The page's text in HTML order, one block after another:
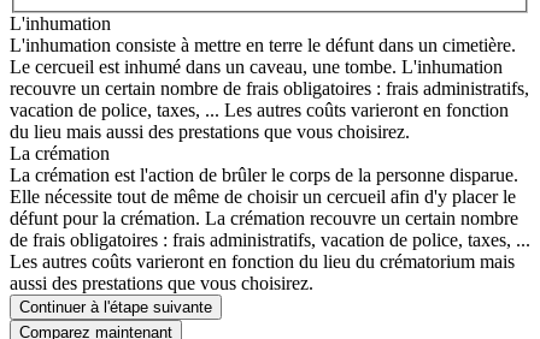
L'inhumation
L'inhumation consiste à mettre en terre le défunt dans un cimetière.
Le cercueil est inhumé dans un caveau, une tombe. L'inhumation
recouvre un certain nombre de frais obligatoires : frais administratifs,
vacation de police, taxes, ... Les autres coûts varieront en fonction
du lieu mais aussi des prestations que vous choisirez.
La crémation
La crémation est l'action de brûler le corps de la personne disparue.
Elle nécessite tout de même de choisir un cercueil afin d'y placer le
défunt pour la crémation. La crémation recouvre un certain nombre
de frais obligatoires : frais administratifs, vacation de police, taxes, ...
Les autres coûts varieront en fonction du lieu du crématorium mais
aussi des prestations que vous choisirez.
Continuer à l'étape suivante